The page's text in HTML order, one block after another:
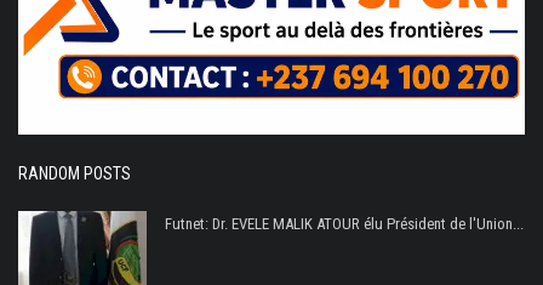
RANDOM POSTS
Futnet: Dr. EVELE MALIK ATOUR élu Président de l'Union...